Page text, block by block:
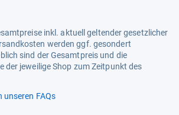
inkl. aktuell geltender gesetzlicher
werden ggf. gesondert
sind der Gesamtpreis und die
der jeweilige Shop zum Zeitpunkt des
unseren FAQs